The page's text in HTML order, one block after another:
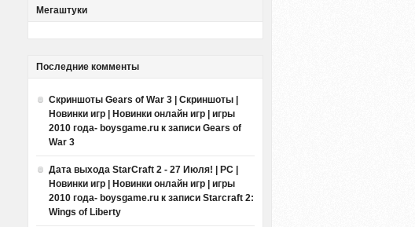
Мегаштуки
Последние комменты
Скриншоты Gears of War 3 | Скриншоты |
Новинки игр | Новинки онлайн игр | игры
2010 года- boysgame.ru к записи Gears of
War 3
Дата выхода StarCraft 2 - 27 Июля! | PC |
Новинки игр | Новинки онлайн игр | игры
2010 года- boysgame.ru к записи Starcraft 2:
Wings of Liberty